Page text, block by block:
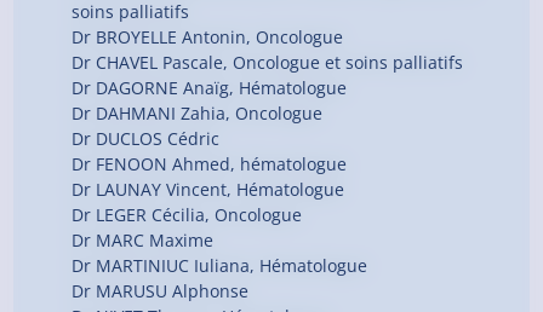
soins palliatifs
Dr BROYELLE Antonin, Oncologue
Dr CHAVEL Pascale, Oncologue et soins palliatifs
Dr DAGORNE Anaïg, Hématologue
Dr DAHMANI Zahia, Oncologue
Dr DUCLOS Cédric
Dr FENOON Ahmed, hématologue
Dr LAUNAY Vincent, Hématologue
Dr LEGER Cécilia, Oncologue
Dr MARC Maxime
Dr MARTINIUC Iuliana, Hématologue
Dr MARUSU Alphonse